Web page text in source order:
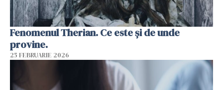
Fenomenul Therian. Ce este și de unde
provine.
25 FEBRUARIE 2026